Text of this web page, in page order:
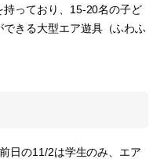
っており、15-20名の子ど
きる大型エア遊具（ふわふ
日の11/2は学生のみ、エア